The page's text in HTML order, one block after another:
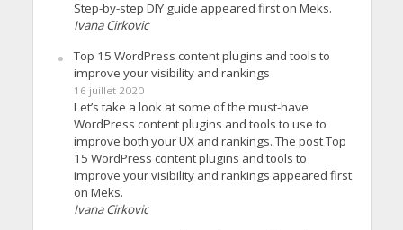
Step-by-step DIY guide appeared first on Meks.
Ivana Cirkovic
Top 15 WordPress content plugins and tools to
improve your visibility and rankings
16 juillet 2020
Let’s take a look at some of the must-have
WordPress content plugins and tools to use to
improve both your UX and rankings. The post Top
15 WordPress content plugins and tools to
improve your visibility and rankings appeared first
on Meks.
Ivana Cirkovic